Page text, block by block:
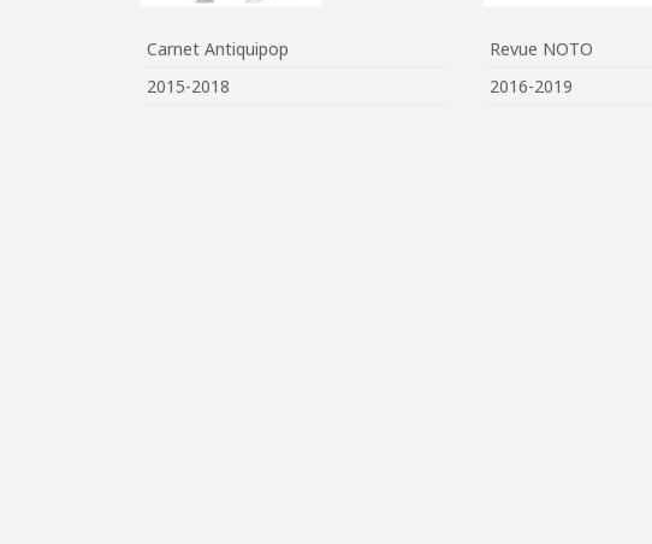
Carnet Antiquipop
2015-2018
Revue NOTO
2016-2019